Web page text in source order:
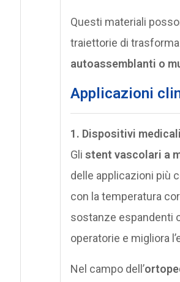
Questi materiali
traiettorie di
autoassemblanti o
Applicazioni
1. Dispositivi
Gli stent vascolari a
delle applicazioni più
con la temperatura
sostanze espandenti
operatorie e migliora
Nel campo dell’